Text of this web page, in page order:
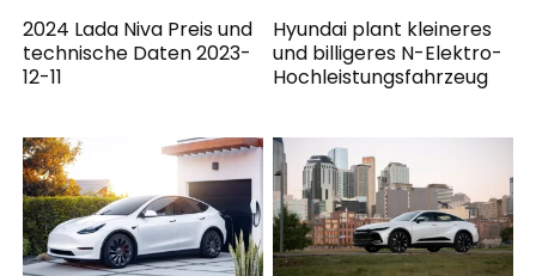
2024 Lada Niva Preis und
technische Daten 2023-
12-11
Hyundai plant kleineres
und billigeres N-Elektro-
Hochleistungsfahrzeug